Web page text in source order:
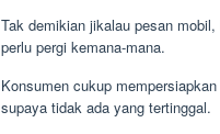
Tak demikian jikalau pesan
perlu pergi kemana-mana.
Konsumen cukup
supaya tidak ada yang tertinggal.